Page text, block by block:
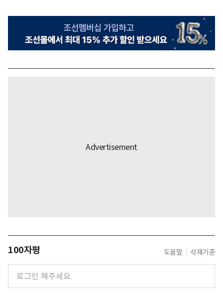
100자평 도움말 삭제기준